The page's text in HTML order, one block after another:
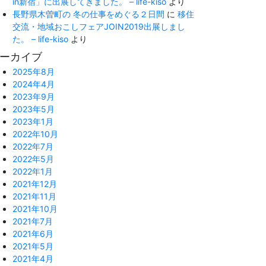
長野県木曽町の 冬の仕事をめぐる２日間 に 移住
交流・地域おこしフェアJOIN2019出展しまし
た。 – life-kiso より
カイブ
2025年8月
2024年4月
2023年9月
2023年5月
2023年1月
2022年10月
2022年7月
2022年5月
2022年1月
2021年12月
2021年11月
2021年10月
2021年7月
2021年6月
2021年5月
2021年4月